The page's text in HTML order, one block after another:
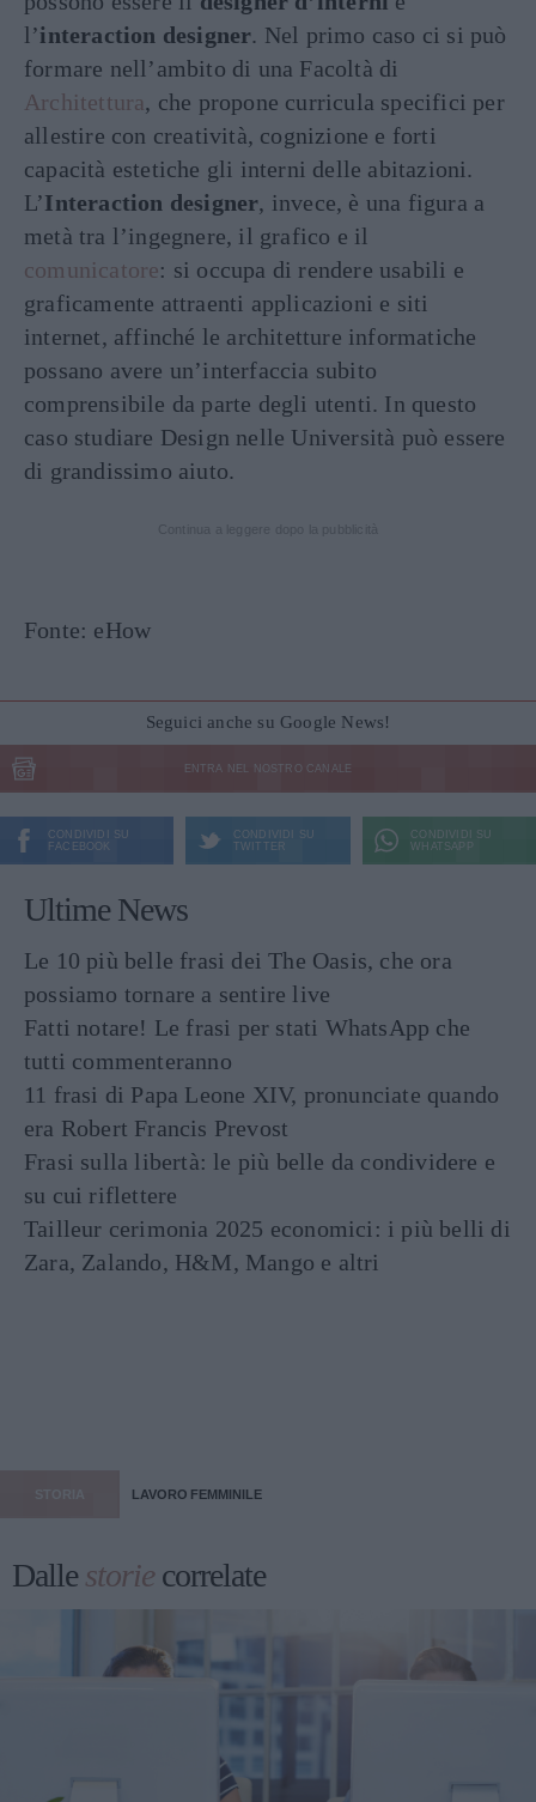
l’interaction designer. Nel primo caso ci si può
formare nell’ambito di una Facoltà di
Architettura, che propone curricula specifici per
allestire con creatività, cognizione e forti
capacità estetiche gli interni delle abitazioni.
L’Interaction designer, invece, è una figura a
metà tra l’ingegnere, il grafico e il
comunicatore: si occupa di rendere usabili e
graficamente attraenti applicazioni e siti
internet, affinché le architetture informatiche
possano avere un’interfaccia subito
comprensibile da parte degli utenti. In questo
caso studiare Design nelle Università può essere
di grandissimo aiuto.
Fonte: eHow
Seguici anche su Google News!
ENTRA NEL NOSTRO CANALE
CONDIVIDI SU
FACEBOOK
CONDIVIDI SU
TWITTER
CONDIVIDI SU
WHATSAPP
Ultime News
Le 10 più belle frasi dei The Oasis, che ora
possiamo tornare a sentire live
Fatti notare! Le frasi per stati WhatsApp che
tutti commenteranno
11 frasi di Papa Leone XIV, pronunciate quando
era Robert Francis Prevost
Frasi sulla libertà: le più belle da condividere e
su cui riflettere
Tailleur cerimonia 2025 economici: i più belli di
Zara, Zalando, H&M, Mango e altri
LAVORO FEMMINILE
Dallestoriecorrelate